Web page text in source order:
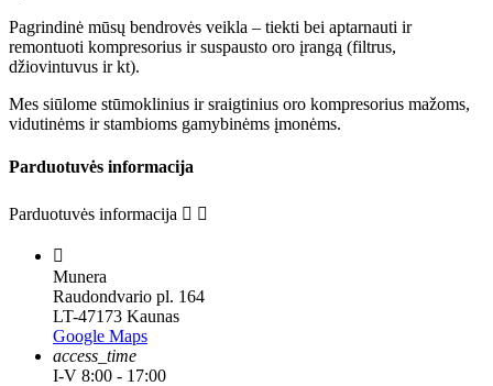
Pagrindinė mūsų bendrovės veikla – tiekti bei aptarnauti ir
remontuoti kompresorius ir suspausto oro įrangą (filtrus,
džiovintuvus ir kt).
Mes siūlome stūmoklinius ir sraigtinius oro kompresorius mažoms,
vidutinėms ir stambioms gamybinėms įmonėms.
Parduotuvės informacija
Parduotuvės informacija  

Munera
Raudondvario pl. 164
LT-47173 Kaunas
Google Maps
access_time
I-V 8:00 - 17:00